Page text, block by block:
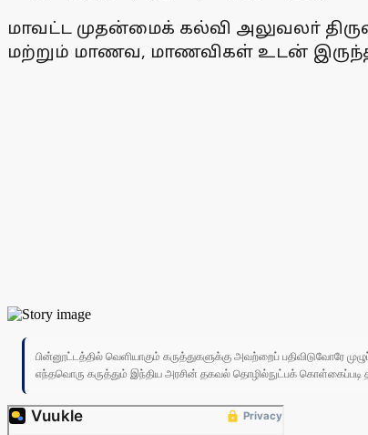
மாவட்ட முதன்மைக் கல்வி அலுவலா்
மற்றும் மாணவ, மாணவிகள் உடன்
பின்னூட்டத்தில் வெளியாகும் கருத்துகளுக்கு அவற்றைப் பதிவிடுவோரே
எந்தவொரு கருத்தும் இந்திய அரசின் தகவல் தொழில்நுட்பக் கொள்கைப்படி